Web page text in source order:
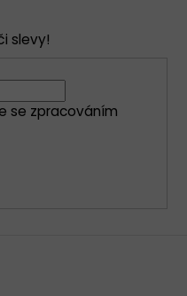
slevy!
se zpracováním